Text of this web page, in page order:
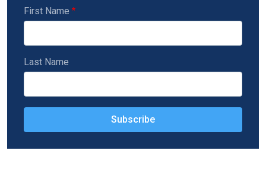
First Name
Last Name